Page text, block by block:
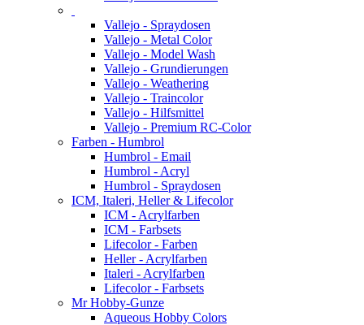
Vallejo - Spraydosen
Vallejo - Metal Color
Vallejo - Model Wash
Vallejo - Grundierungen
Vallejo - Weathering
Vallejo - Traincolor
Vallejo - Hilfsmittel
Vallejo - Premium RC-Color
Farben - Humbrol
Humbrol - Email
Humbrol - Acryl
Humbrol - Spraydosen
ICM, Italeri, Heller & Lifecolor
ICM - Acrylfarben
ICM - Farbsets
Lifecolor - Farben
Heller - Acrylfarben
Italeri - Acrylfarben
Lifecolor - Farbsets
Mr Hobby-Gunze
Aqueous Hobby Colors